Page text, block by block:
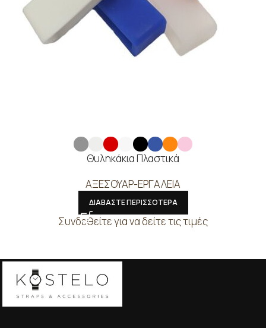
Θυληκάκια Πλαστικά
ΑΞΕΣΟΥΑΡ-ΕΡΓΑΛΕΙΑ
ΔΙΑΒΑΣΤΕ ΠΕΡΙΣΣΟΤΕΡΑ
Συνδεθείτε για να δείτε τις τιμές